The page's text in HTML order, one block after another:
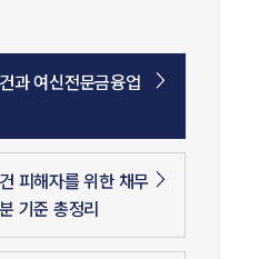
과 여신전문금융업
피해자를 위한 채무
기준 총정리